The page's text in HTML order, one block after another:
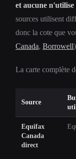
et aucune
sources utilisent
donc la cote que
Canada, Borrowell
La carte complète
Source
Equifax
Canada
direct